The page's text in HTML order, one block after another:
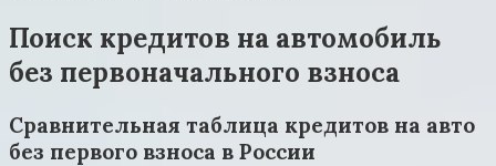
Поиск кредитов на автомобиль
без первоначального взноса
Сравнительная таблица кредитов на авто
без первого взноса в России